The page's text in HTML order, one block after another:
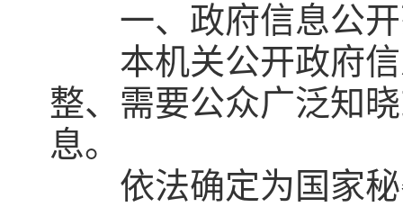
一、政府信息公开
本机关公开政府信
整、需要公众广泛知
息。
依法确定为国家秘